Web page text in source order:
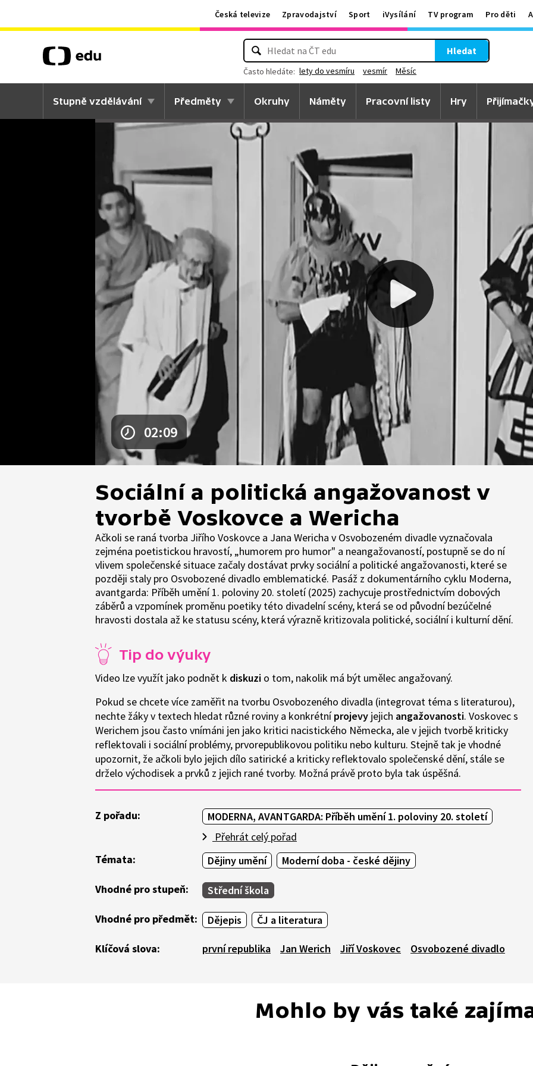
Česká televize Zpravodajství Sport iVysílání TV program Pro děti
Hledat
Často hledáte: lety do vesmíru vesmír Měsíc
Stupně vzdělávání Předměty Okruhy Náměty Pracovní listy Hry
02:09
Sociální a politická angažovanost v
tvorbě Voskovce a Wericha
Ačkoli se raná tvorba Jiřího Voskovce a Jana Wericha v Osvobozeném divadle vyznačovala
zejména poetistickou hravostí, „humorem pro humor" a neangažovaností, postupně se do ní
vlivem společenské situace začaly dostávat prvky sociální a politické angažovanosti, které se
později staly pro Osvobozené divadlo emblematické. Pasáž z dokumentárního cyklu Moderna,
avantgarda: Příběh umění 1. poloviny 20. století (2025) zachycuje prostřednictvím dobových
záběrů a vzpomínek proměnu poetiky této divadelní scény, která se od původní bezúčelné
hravosti dostala až ke statusu scény, která výrazně kritizovala politické, sociální i kulturní dění.
Tip do výuky
Video lze využít jako podnět k diskuzi o tom, nakolik má být umělec angažovaný.
Pokud se chcete více zaměřit na tvorbu Osvobozeného divadla (integrovat téma s literaturou),
nechte žáky v textech hledat různé roviny a konkrétníprojevy jejich angažovanosti. Voskovec s
Werichem jsou často vnímáni jen jako kritici nacistického Německa, ale v jejich tvorbě kriticky
reflektovali i sociální problémy, prvorepublikovou politiku nebo kulturu. Stejně tak je vhodné
upozornit, že ačkoli bylo jejich dílo satirické a kriticky reflektovalo společenské dění, stále se
drželo východisek a prvků z jejich rané tvorby. Možná právě proto byla tak úspěšná.
Z pořadu:
MODERNA, AVANTGARDA: Příběh umění 1. poloviny 20. století
Přehrát celý pořad
Témata:
Dějiny umění Moderní doba - české dějiny
Vhodné pro stupeň: Střední škola
Vhodné pro předmět: Dějepis ČJ a literatura
Klíčová slova: první republika Jan Werich Jiří Voskovec Osvobozené divadlo
Mohlo by vás také